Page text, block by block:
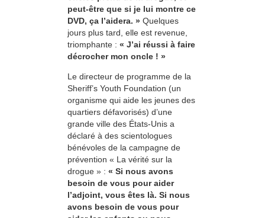
peut-être que si je lui montre ce
DVD, ça l’aidera. » Quelques
jours plus tard, elle est revenue,
triomphante : « J’ai réussi à faire
décrocher mon oncle ! »
Le directeur de programme de la
Sheriff’s Youth Foundation (un
organisme qui aide les jeunes des
quartiers défavorisés) d’une
grande ville des États-Unis a
déclaré à des scientologues
bénévoles de la campagne de
prévention « La vérité sur la
drogue » : « Si nous avons
besoin de vous pour aider
l’adjoint, vous êtes là. Si nous
avons besoin de vous pour